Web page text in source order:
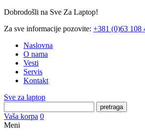
Dobrodošli na Sve Za Laptop!
Za sve informacije pozovite: +381 (0)63 108
Naslovna
O nama
Vesti
Servis
Kontakt
Sve za laptop
pretraga
Vaša korpa 0
Meni